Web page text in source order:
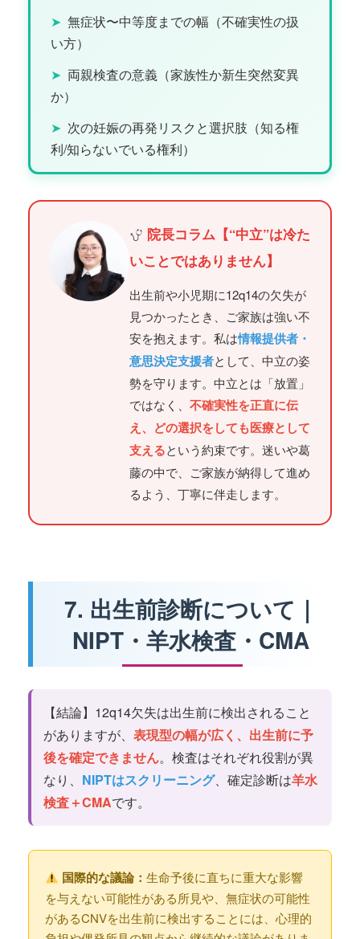
➤ 無症状〜中等度までの幅（不確実性の扱
い方）
➤ 両親検査の意義（家族性か新生突然変異
か）
➤ 次の妊娠の再発リスクと選択肢（知る権
利/知らないでいる権利）
院長コラム【“中立”は冷た
いことではありません】
出生前や小児期に12q14の欠失が
見つかったとき、ご家族は強い不
安を抱えます。私は情報提供者・
意思決定支援者として、中立の姿
勢を守ります。中立とは「放置」
ではなく、 不確実性を正直に伝
え、どの選択をしても医療として
支えるという約束です。迷いや葛
藤の中で、ご家族が納得して進め
るよう、丁寧に伴走します。
7. 出生前診断について｜
NIPT・羊水検査・CMA
【結論】12q14欠失は出生前に検出されること
がありますが、 表現型の幅が広く、出生前に予
後を確定できません。検査はそれぞれ役割が異
なり、 NIPTはスクリーニング、確定診断は羊水
検査＋CMAです。
国際的な議論：生命予後に直ちに重大な影響
を与えない可能性がある所見や、無症状の可能性
があるCNVを出生前に検出することには、心理的